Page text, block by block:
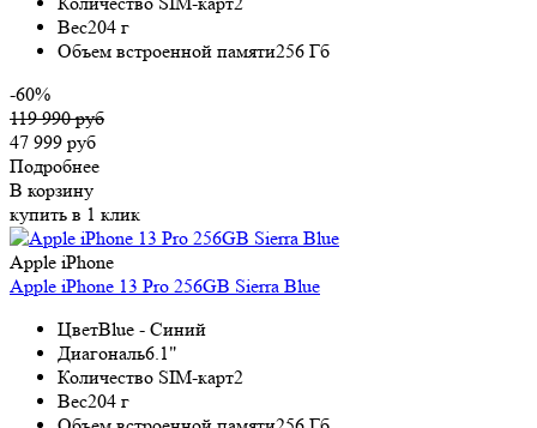
Вес204 г
Объем встроенной памяти256 Гб
-60%
119 990 руб
47 999 руб
Подробнее
В корзину
купить в 1 клик
Apple iPhone
Apple iPhone 13 Pro 256GB Sierra Blue
ЦветBlue - Синий
Диагональ6.1"
Количество SIM-карт2
Вес204 г